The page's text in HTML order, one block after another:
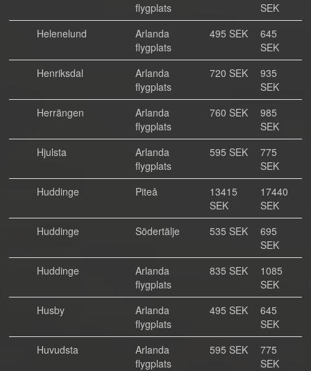
flygplats
SEK
Helenelund
Arlanda
flygplats
495 SEK
645
SEK
Henriksdal
Arlanda
flygplats
720 SEK
935
SEK
Herrängen
Arlanda
flygplats
760 SEK
985
SEK
Hjulsta
Arlanda
flygplats
595 SEK
775
SEK
Huddinge
Piteå
13415
SEK
17440
SEK
Huddinge
Södertälje 535 SEK
695
SEK
Huddinge
Arlanda
flygplats
835 SEK
1085
SEK
Husby
Arlanda
flygplats
495 SEK
645
SEK
Huvudsta
Arlanda
flygplats
595 SEK
775
SEK